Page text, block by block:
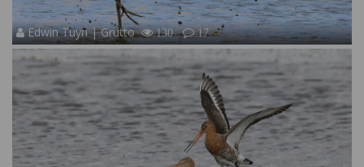
Edwin Tuyn | Grutto 130 17